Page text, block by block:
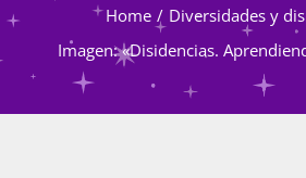
Programas
Atención de la
Home
Diversidades y
Imagen: «Disidencias.